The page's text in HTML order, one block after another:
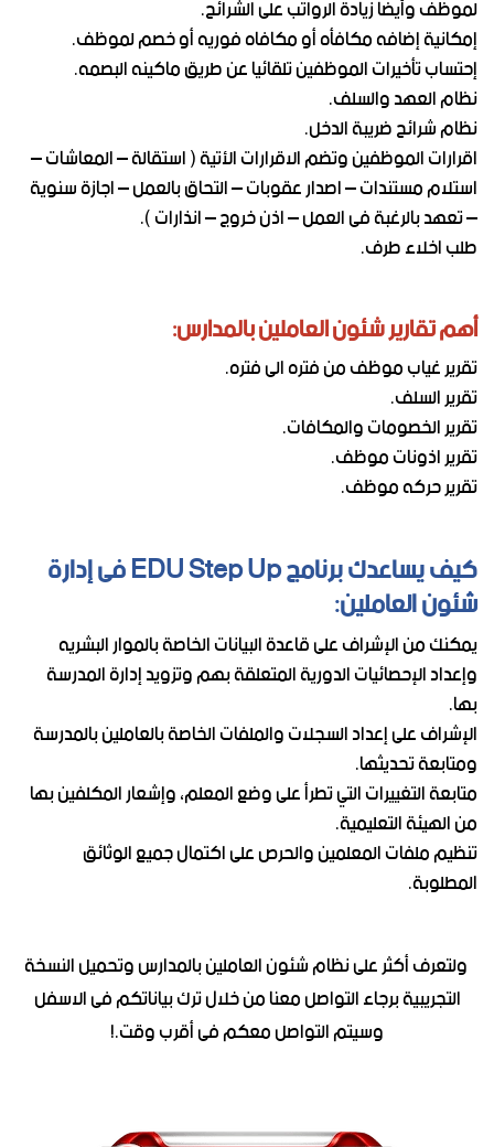
لموظف وأيضا زيادة الرواتب على الشرائح.
إمكانية إضافه مكافأه أو مكافاه فوريه أو خصم لموظف.
إحتساب تأخيرات الموظفين تلقائيا عن طريق ماكينه البصمه.
نظام العهد والسلف.
نظام شرائح ضريبة الدخل.
اقرارات الموظفين وتضم الاقرارات الأتية ( استقالة – المعاشات –
استلام مستندات – اصدار عقوبات – التحاق بالعمل – اجازة سنوية
– تعهد بالرغبة فى العمل – اذن خروج – انذارات ).
طلب اخلاء طرف.
أهم تقارير شئون العاملين بالمدارس:
تقرير غياب موظف من فتره الى فتره.
تقرير السلف.
تقرير الخصومات والمكافات.
تقرير اذونات موظف.
تقرير حركه موظف.
كيف يساعدك برنامج EDU Step Up فى إدارة
شئون العاملين:
يمكنك من الإشراف على قاعدة البيانات الخاصة بالموار البشريه
وإعداد الإحصائيات الدورية المتعلقة بهم وتزويد إدارة المدرسة
بها.
الإشراف على إعداد السجلات والملفات الخاصة بالعاملين بالمدرسة
ومتابعة تحديثها.
متابعة التغييرات التي تطرأ على وضع المعلم، وإشعار المكلفين بها
من الهيئة التعليمية.
تنظيم ملفات المعلمين والحرص على اكتمال جميع الوثائق
المطلوبة.
ولتعرف أكثر على نظام شئون العاملين بالمدارس وتحميل النسخة
التجريبية برجاء التواصل معنا من خلال ترك بياناتكم فى الاسفل
وسيتم التواصل معكم فى أقرب وقت.!